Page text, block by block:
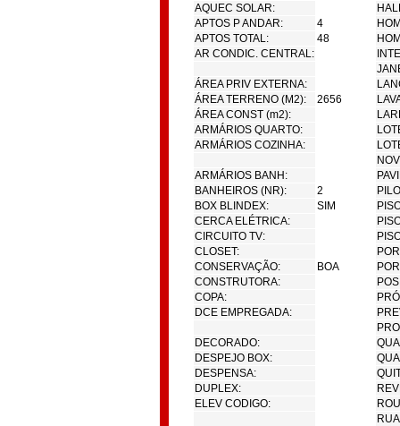
AQUEC SOLAR:
APTOS P ANDAR:
4
APTOS TOTAL:
48
AR CONDIC. CENTRAL:
ÁREA PRIV EXTERNA:
ÁREA TERRENO (M2):
2656
ÁREA CONST (m2):
ARMÁRIOS QUARTO:
ARMÁRIOS COZINHA:
ARMÁRIOS BANH:
BANHEIROS (NR):
2
BOX BLINDEX:
SIM
CERCA ELÉTRICA:
CIRCUITO TV:
CLOSET:
CONSERVAÇÃO:
BOA
CONSTRUTORA:
COPA:
DCE EMPREGADA:
DECORADO:
DESPEJO BOX:
DESPENSA:
DUPLEX:
ELEV CODIGO: